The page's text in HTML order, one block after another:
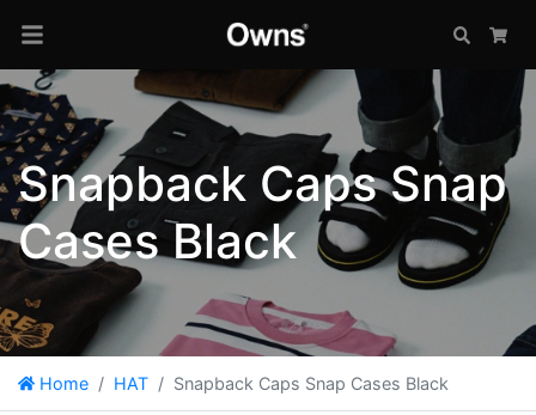
Search
Snapback Caps Snap
Cases Black
Home HAT Snapback Caps Snap Cases Black